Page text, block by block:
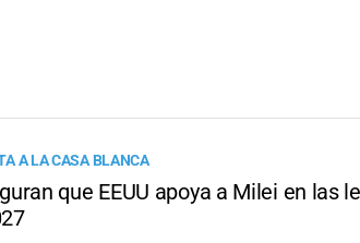
A LA CASA BLANCA
que EEUU apoya a Milei en las